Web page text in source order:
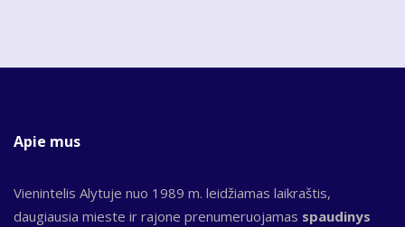
Apie mus
Vienintelis Alytuje nuo 1989 m. leidžiamas laikraštis,
daugiausia mieste ir rajone prenumeruojamas spaudinys